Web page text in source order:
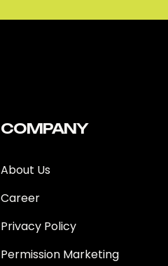
COMPANY
About Us
Career
Privacy Policy
Permission Marketing